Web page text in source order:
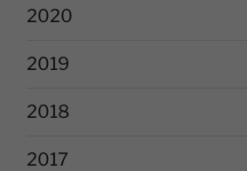
2020
2019
2018
2017